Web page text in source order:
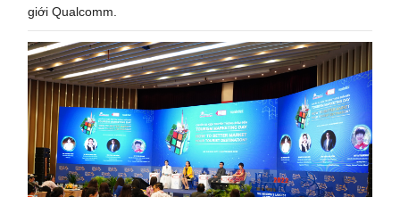
giới Qualcomm.